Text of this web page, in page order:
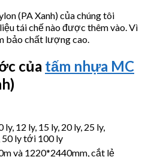
(PA Xanh) của chúng tôi
tái chế nào được thêm vào. Vì
bảo chất lượng cao.
của tấm nhựa MC
ly, 12 ly, 15 ly, 20 ly, 25 ly,
50 ly tới 100 ly
và 1220*2440mm, cắt lẻ